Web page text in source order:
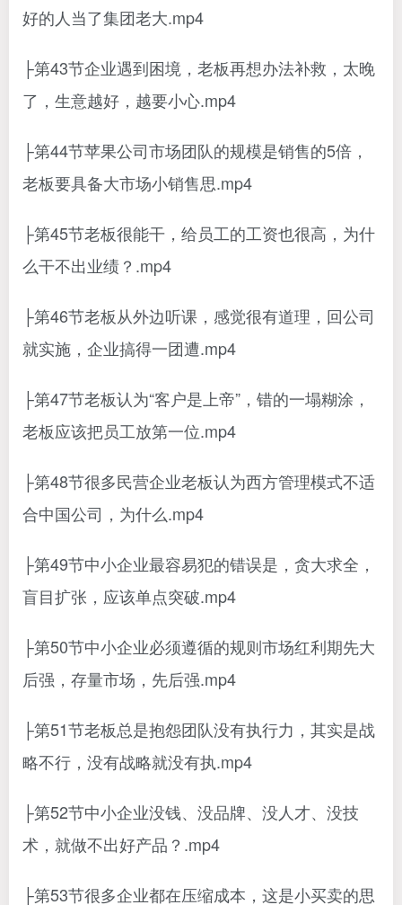
好的人当了集团老大.mp4
├第43节企业遇到困境，老板再想办法补救，太晚
了，生意越好，越要小心.mp4
├第44节苹果公司市场团队的规模是销售的5倍，
老板要具备大市场小销售思.mp4
├第45节老板很能干，给员工的工资也很高，为什
么干不出业绩？.mp4
├第46节老板从外边听课，感觉很有道理，回公司
就实施，企业搞得一团遭.mp4
├第47节老板认为“客户是上帝”，错的一塌糊涂，
老板应该把员工放第一位.mp4
├第48节很多民营企业老板认为西方管理模式不适
合中国公司，为什么.mp4
├第49节中小企业最容易犯的错误是，贪大求全，
盲目扩张，应该单点突破.mp4
├第50节中小企业必须遵循的规则市场红利期先大
后强，存量市场，先后强.mp4
├第51节老板总是抱怨团队没有执行力，其实是战
略不行，没有战略就没有执.mp4
├第52节中小企业没钱、没品牌、没人才、没技
术，就做不出好产品？.mp4
├第53节很多企业都在压缩成本，这是小买卖的思